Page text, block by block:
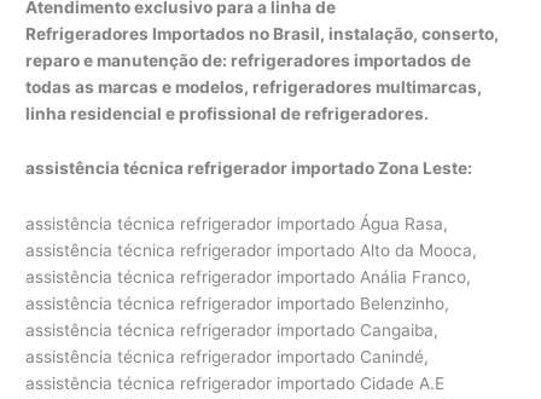
Atendimento exclusivo para a linha de
Refrigeradores Importados no Brasil, instalação, conserto,
reparo e manutenção de: refrigeradores importados de
todas as marcas e modelos, refrigeradores multimarcas,
linha residencial e profissional de refrigeradores.
assistência técnica refrigerador importado Zona Leste:
assistência técnica refrigerador importado Água Rasa,
assistência técnica refrigerador importado Alto da Mooca,
assistência técnica refrigerador importado Anália Franco,
assistência técnica refrigerador importado Belenzinho,
assistência técnica refrigerador importado Cangaiba,
assistência técnica refrigerador importado Canindé,
assistência técnica refrigerador importado Cidade A.E